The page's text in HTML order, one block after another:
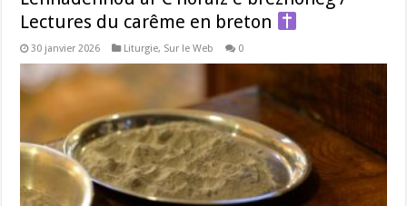
Lectures du carême en breton
30 janvier 2026 Liturgie, Sur le Web 0